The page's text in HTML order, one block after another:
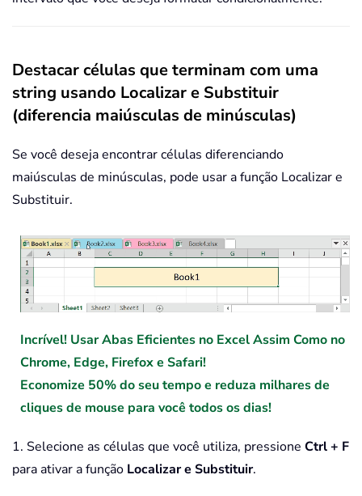
Destacar células que terminam com uma
string usando Localizar e Substituir
(diferencia maiúsculas de minúsculas)
Se você deseja encontrar células diferenciando
maiúsculas de minúsculas, pode usar a função Localizar e
Substituir.
Incrível! Usar Abas Eficientes no Excel Assim Como no
Chrome, Edge, Firefox e Safari!
Economize 50% do seu tempo e reduza milhares de
cliques de mouse para você todos os dias!
1. Selecione as células que você utiliza, pressione Ctrl + F
para ativar a função Localizar e Substituir.